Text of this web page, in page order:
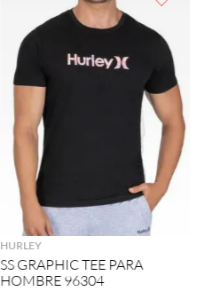
AGREGAR
HURLEY
SS GRAPHIC TEE PARA
HOMBRE 96304